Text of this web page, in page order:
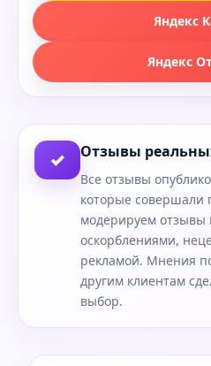
Яндекс
Яндекс
✓ Отзывы
Все отзывы
которые совершали
модерируем отзывы
оскорблениями,
рекламой. Мнения
другим клиентам
выбор.